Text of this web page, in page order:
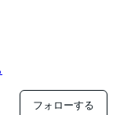
フォローする